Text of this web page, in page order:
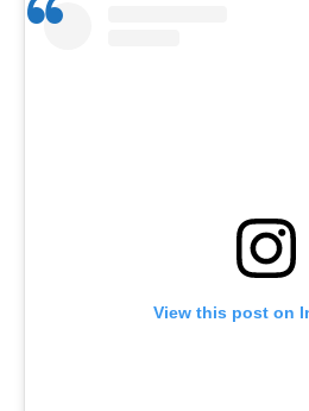
View this post on